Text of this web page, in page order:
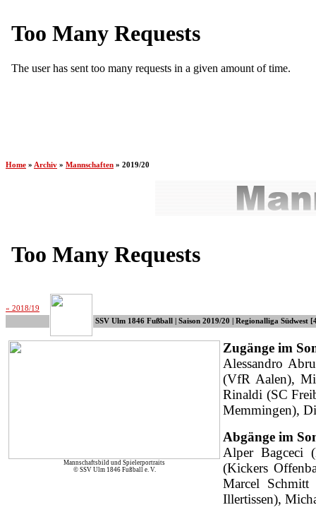
Home » Archiv » Mannschaften » 2019/20
« 2018/19
SSV Ulm 1846 Fußball | Saison 2019/20 | Regionalliga Südwest
Mannschaftsbild und Spielerportraits
© SSV Ulm 1846 Fußball e. V.
Zugänge im
Alessandro
(VfR Aalen),
Rinaldi (SC
Memmingen),
Abgänge im
Alper Bagceci
(Kickers
Marcel
Illertissen),